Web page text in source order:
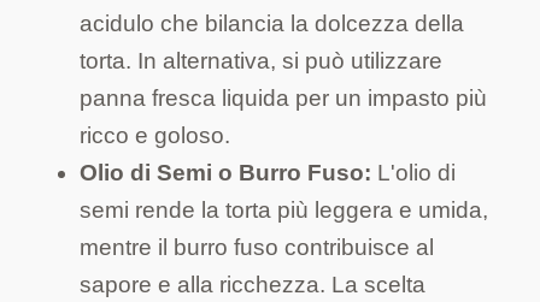
acidulo che bilancia la dolcezza della
torta. In alternativa, si può utilizzare
panna fresca liquida per un impasto più
ricco e goloso.
Olio di Semi o Burro Fuso: L'olio di
semi rende la torta più leggera e umida,
mentre il burro fuso contribuisce al
sapore e alla ricchezza. La scelta